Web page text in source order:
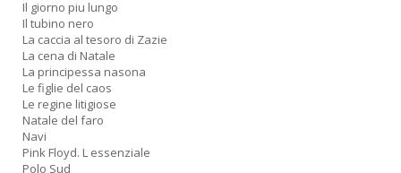
Il giorno piu lungo
Il tubino nero
La caccia al tesoro di Zazie
La cena di Natale
La principessa nasona
Le figlie del caos
Le regine litigiose
Natale del faro
Navi
Pink Floyd. L essenziale
Polo Sud